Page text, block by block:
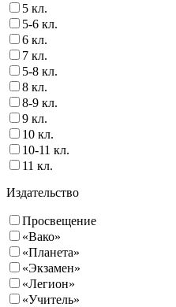
5 кл.
5-6 кл.
6 кл.
7 кл.
5-8 кл.
8 кл.
8-9 кл.
9 кл.
10 кл.
10-11 кл.
11 кл.
Издательство
Просвещение
«Вако»
«Планета»
«Экзамен»
«Легион»
«Учитель»